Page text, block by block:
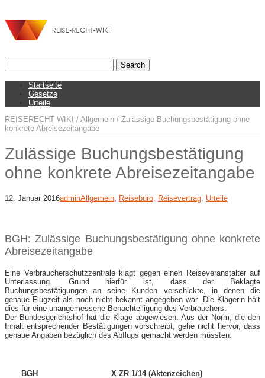
Startseite
Gesetze
Urteile
REISERECHT WIKI / Allgemein / Zulässige Buchungsbestätigung ohne
konkrete Abreisezeitangabe
Zulässige Buchungsbestätigung
ohne konkrete Abreisezeitangabe
12. Januar 2016adminAllgemein Reisebüro Reisevertrag Urteile
BGH: Zulässige Buchungsbestätigung ohne konkrete
Abreisezeitangabe
Eine Verbraucherschutzzentrale klagt gegen einen Reiseveranstalter auf
Unterlassung. Grund hierfür ist, dass der Beklagte
Buchungsbestätigungen an seine Kunden verschickte, in denen die
genaue Flugzeit als noch nicht bekannt angegeben war. Die Klägerin hält
dies für eine unangemessene Benachteiligung des Verbrauchers.
Der Bundesgerichtshof hat die Klage abgewiesen. Aus der Norm, die den
Inhalt entsprechender Bestätigungen vorschreibt, gehe nicht hervor, dass
genaue Angaben bezüglich des Abflugs gemacht werden müssten.
BGH
X ZR 1/14 (Aktenzeichen)